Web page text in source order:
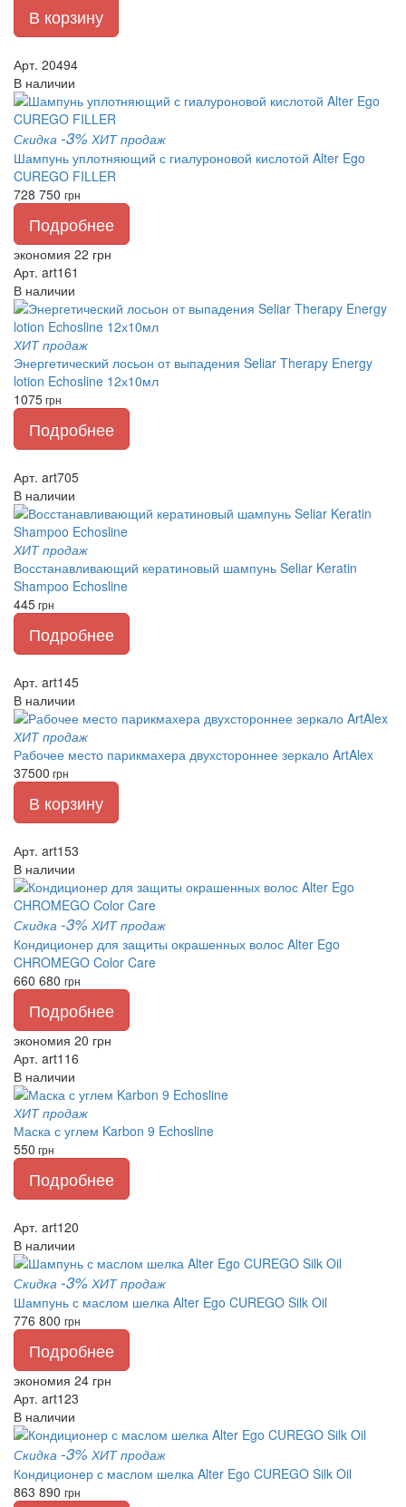
В корзину
Арт. 20494
В наличии
Скидка -3% ХИТ продаж
Шампунь уплотняющий с гиалуроновой кислотой Alter Ego
CUREGO FILLER
728 750 грн
Подробнее
экономия 22 грн
Арт. art161
В наличии
ХИТ продаж
Энергетический лосьон от выпадения Seliar Therapy Energy
lotion Echosline 12х10мл
1075грн
Подробнее
Арт. art705
В наличии
ХИТ продаж
Восстанавливающий кератиновый шампунь Seliar Keratin
Shampoo Echosline
445грн
Подробнее
Арт. art145
В наличии
ХИТ продаж
Рабочее место парикмахера двухстороннее зеркало ArtAlex
37500 грн
В корзину
Арт. art153
В наличии
Скидка -3% ХИТ продаж
Кондиционер для защиты окрашенных волос Alter Ego
CHROMEGO Color Care
660 680 грн
Подробнее
экономия 20 грн
Арт. art116
В наличии
ХИТ продаж
Маска с углем Karbon 9 Echosline
550 грн
Подробнее
Арт. art120
В наличии
Скидка -3% ХИТ продаж
Шампунь с маслом шелка Alter Ego CUREGO Silk Oil
776 800 грн
Подробнее
экономия 24 грн
Арт. art123
В наличии
Скидка -3% ХИТ продаж
Кондиционер с маслом шелка Alter Ego CUREGO Silk Oil
863 890 грн